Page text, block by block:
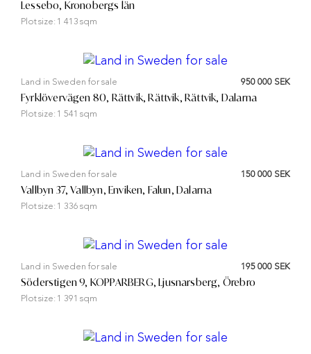
Lessebo, Kronobergs län
Plot size: 1 413 sqm
Land in Sweden for sale 950 000 SEK
Fyrklövervägen 80, Rättvik, Rättvik, Rättvik, Dalarna
Plot size: 1 541 sqm
Land in Sweden for sale 150 000 SEK
Vallbyn 37, Vallbyn, Enviken, Falun, Dalarna
Plot size: 1 336 sqm
Land in Sweden for sale 195 000 SEK
Söderstigen 9, KOPPARBERG, Ljusnarsberg, Örebro
Plot size: 1 391 sqm